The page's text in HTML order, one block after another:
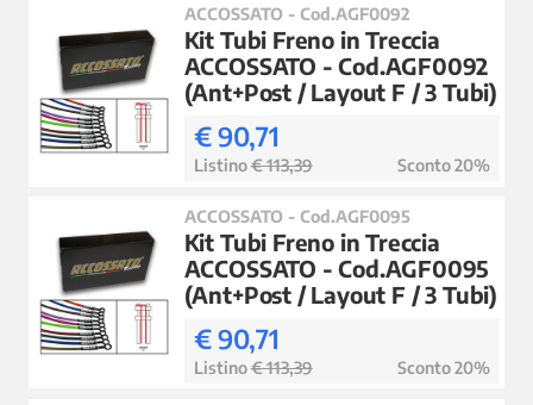
ACCOSSATO - Cod.AGF0092
Kit Tubi Freno in Treccia
ACCOSSATO - Cod.AGF0092
(Ant+Post / Layout F / 3 Tubi)
€ 90,71
Listino€ 113,39 Sconto 20%
ACCOSSATO - Cod.AGF0095
Kit Tubi Freno in Treccia
ACCOSSATO - Cod.AGF0095
(Ant+Post / Layout F / 3 Tubi)
€ 90,71
Listino€ 113,39 Sconto 20%